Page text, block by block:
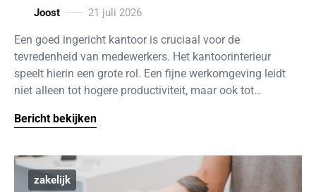
Joost 21 juli 2026
Een goed ingericht kantoor is cruciaal voor de
tevredenheid van medewerkers. Het kantoorinterieur
speelt hierin een grote rol. Een fijne werkomgeving leidt
niet alleen tot hogere productiviteit, maar ook tot…
Bericht bekijken
zakelijk